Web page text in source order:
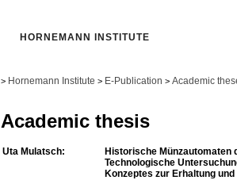
HORNEMANN INSTITUTE
> Hornemann Institute > E-Publication > Academic
Academic thesis
Uta Mulatsch:
Historische Münzautomaten
Technologische
Konzeptes zur Erhaltung